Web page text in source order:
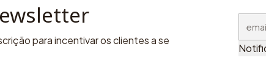
para incentivar os clientes a se